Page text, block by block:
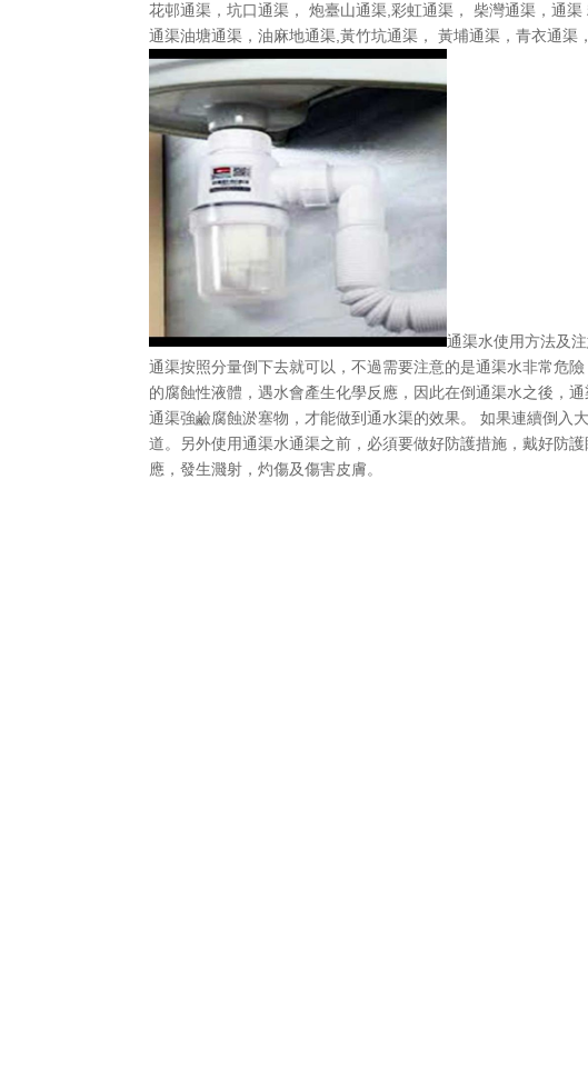
花邨通渠，坑口通渠， 炮臺山通渠,彩虹通渠， 柴灣通渠，通
通渠油塘通渠，油麻地通渠,黃竹坑通渠， 黃埔通渠，青衣通
通渠水使用方法及
通渠按照分量倒下去就可以，不過需要注意的是通渠水非常危
的腐蝕性液體，遇水會產生化學反應，因此在倒通渠水之後，
通渠強鹼腐蝕淤塞物，才能做到通水渠的效果。 如果連續倒入
道。另外使用通渠水通渠之前，必須要做好防護措施，戴好防
應，發生濺射，灼傷及傷害皮膚。